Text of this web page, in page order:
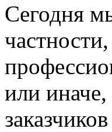
Сегодня
или